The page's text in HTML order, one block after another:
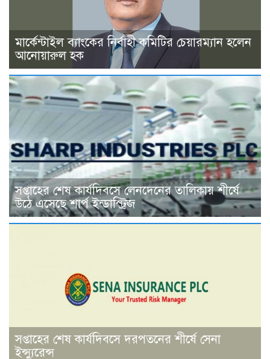
মার্কেন্টাইল ব্যাংকের নির্বাহী কমিটির চেয়ারম্যান হলেন
আনোয়ারুল হক
সপ্তাহের শেষ কার্যদিবসে লেনদেনের তালিকায় শীর্ষে
উঠে এসেছে শার্প ইন্ডাস্ট্রিজ
সপ্তাহের শেষ কার্যদিবসে দরপতনের শীর্ষে সেনা
ইন্স্যুরেন্স